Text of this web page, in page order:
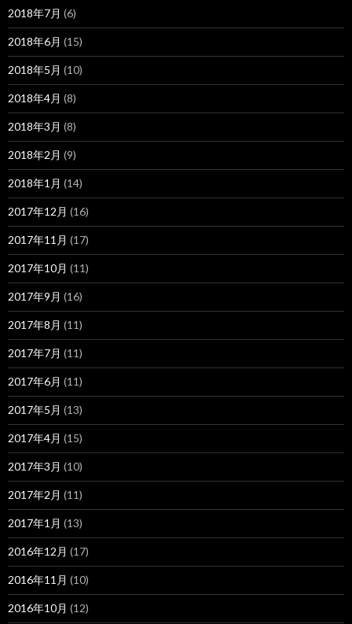
2018年7月 (6)
2018年6月 (15)
2018年5月 (10)
2018年4月 (8)
2018年3月 (8)
2018年2月 (9)
2018年1月 (14)
2017年12月 (16)
2017年11月 (17)
2017年10月 (11)
2017年9月 (16)
2017年8月 (11)
2017年7月 (11)
2017年6月 (11)
2017年5月 (13)
2017年4月 (15)
2017年3月 (10)
2017年2月 (11)
2017年1月 (13)
2016年12月 (17)
2016年11月 (10)
2016年10月 (12)